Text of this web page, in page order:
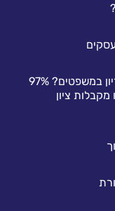
זקוקים לסיוע בכתיבת אקדמית בסמנריון במשפטים? 97%
מקבלות ציון